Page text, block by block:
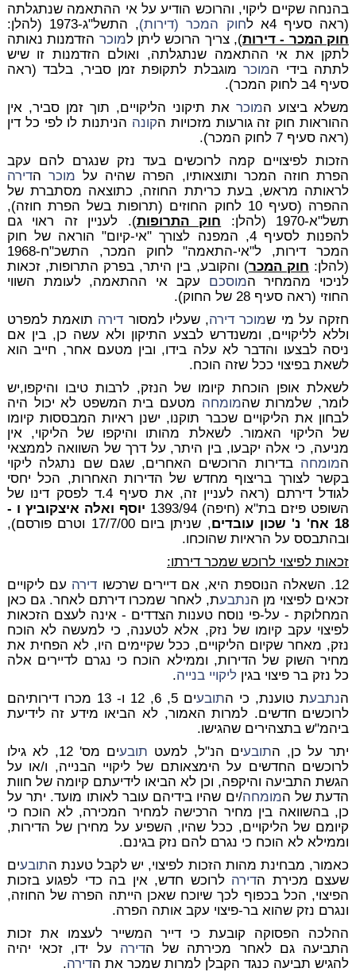
בהנחה שקיים ליקוי, והרוכש הודיע על אי ההתאמה שנתגלתה
(ראה סעיף 4א ל
חוק המכר (דירות), התשל"ג-1973 (להלן:
חוק המכר - דירות), צריך הרוכש ליתן למוכר הזדמנות נאותה
לתקן את אי ההתאמה שנתגלתה, ואולם הזדמנות זו שיש
לתתה בידי המוכרמוגבלת לתקופת זמן סביר, בלבד (ראה
סעיף 4ב לחוק המכר).
משלא ביצוע המוכראת תיקוני הליקויים, תוך זמן סביר, אין
ההוראות חוק זה גורעות מזכויות הקונה הניתנות לו לפי כל דין
(ראה סעיף 7 לחוק המכר).
הזכות לפיצויים קמה לרוכשים בעד נזק שנגרם להם עקב
הפרת חוזה המכר ותוצאותיו, הפרה שהיה על מוכרהדירה
לראותה מראש, בעת כריתת החוזה, כתוצאה מסתברת של
ההפרה (סעיף 10 לחוק החוזים (תרופות בשל הפרת חוזה),
תשל"א-1970 (להלן:
חוק התרופות). לעניין זה ראוי גם
להפנות לסעיף 4, המפנה לצורך "אי-קיום" הוראה של חוק
המכר דירות, ל"אי-התאמה" לחוק המכר, התשכ"ח-1968
(להלן: חוק המכר) והקובע, בין היתר, בפרק התרופות, זכאות
לניכוי מהמחיר המוסכם עקב אי ההתאמה, לעומת השווי
החוזי (ראה סעיף 28 של החוק).
חזקה על מי שמוכר דירה, שעליו למסור דירה תואמת למפרט
וללא לליקויים, ומשנדרש לבצע התיקון ולא עשה כן, בין אם
ניסה לבצעו והדבר לא עלה בידו, ובין מטעם אחר, חייב הוא
לשאת בפיצוי ככל שזה הוכח.
לשאלת אופן הוכחת קיומו של הנזק, לרבות טיבו והיקפו,יש
לומר, שלמרות שהמומחה מטעם בית המשפט לא יכול היה
לבחון את הליקויים שכבר תוקנו, ישנן ראיות המבססות קיומו
של הליקוי האמור. לשאלת מהותו והיקפו של הליקוי, אין
מניעה, כי אלה יקבעו, בין היתר, על דרך של השוואה לממצאי
המומחה בדירות הרוכשים האחרים, שגם שם נתגלה ליקוי
בקשר לצורך בריצוף מחדש של הדירות האחרות, הכל יחסי
לגודל דירתם (ראה לעניין זה, את סעיף 4.ד לפסק דינו של
השופט פיזם בת"א (חיפה) 1393/94
יוסף ואלה איצקוביץ ו -
18 אח' נ' שכון עובדים
, שניתן ביום 17/7/00 וטרם פורסם),
ובהתבסס על הראיות שהוכחו.
זכאות לפיצוי לרוכש שמכר דירתו:
12. השאלה הנוספת היא, אם דיירים שרכשו
דירה עם ליקויים
זכאים לפיצוי מן הנתבעת, לאחר שמכרו דירתם לאחר. גם כאן
המחלוקת - על-פי נוסח טענות הצדדים - אינה לעצם הזכאות
לפיצוי עקב קיומו של נזק, אלא לטענה, כי למעשה לא הוכח
נזק, מאחר שקיום הליקויים, ככל שקיימים היו, לא הפחית את
מחיר השוק של הדירות, וממילא הוכח כי נגרם לדיירים אלה
כל נזק בר פיצוי בגין ליקויי בנייה.
הנתבעת טוענת, כי התובע
ים 5, 6, 12 ו- 13 מכרו דירותיהם
לרוכשים חדשים. למרות האמור, לא הביאו מידע זה לידיעת
ביהמ"ש בתצהירים שהגישו.
יתר על כן, התובעים הנ"ל, למעט תובע
ים מס' 12, לא גילו
לרוכשים החדשים על הימצאותם של ליקויי הבנייה, ו/או על
הגשת התביעה והיקפה, וכן לא הביאו לידיעתם קיומה של חוות
הדעת של המומחה/ים שהיו בידיהם עובר לאותו מועד. יתר על
כן, בהשוואה בין מחיר הרכישה למחיר המכירה, לא הוכח כי
קיומם של הליקויים, ככל שהיו, השפיע על מחירן של הדירות,
וממילא לא הוכח כי נגרם להם נזק בגינם.
כאמור, מבחינת מהות הזכות לפיצוי, יש לקבל טענת התובעים
שעצם מכירת הדירה לרוכש חדש, אין בה כדי לפגוע בזכות
הפיצוי, הכל בכפוף לכך שיוכח שאכן הייתה הפרה של החוזה,
ונגרם נזק שהוא בר-פיצוי עקב אותה הפרה.
ההלכה הפסוקה קובעת כי דייר המשייר לעצמו את זכות
התביעה גם לאחר מכירתה של הדירה על ידו, זכאי יהיה
להגיש תביעה כנגד הקבלן למרות שמכר את הדירה.